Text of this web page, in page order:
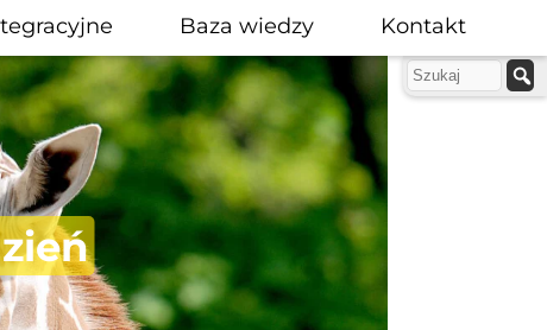
Baza wiedzy Kontakt